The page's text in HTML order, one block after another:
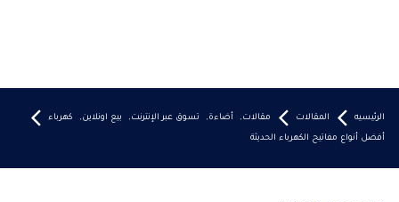
الرئيسيه المقالات مقالات, أضاءة, تسوق عبر الإنترنت, بيع اونلاين, كهرباء
أفضل أنواع مفاتيح الكهرباء الحديثة